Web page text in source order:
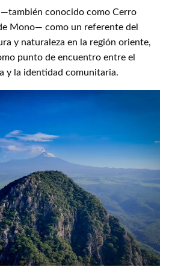
conocido como Cerro
Mono— como un referente del
y naturaleza en la región oriente,
punto de encuentro entre el
y la identidad comunitaria.